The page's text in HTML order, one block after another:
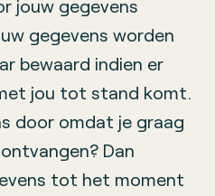
jouw gegevens
gegevens worden
bewaard indien er
jou tot stand komt.
door omdat je graag
Dan
tot het moment